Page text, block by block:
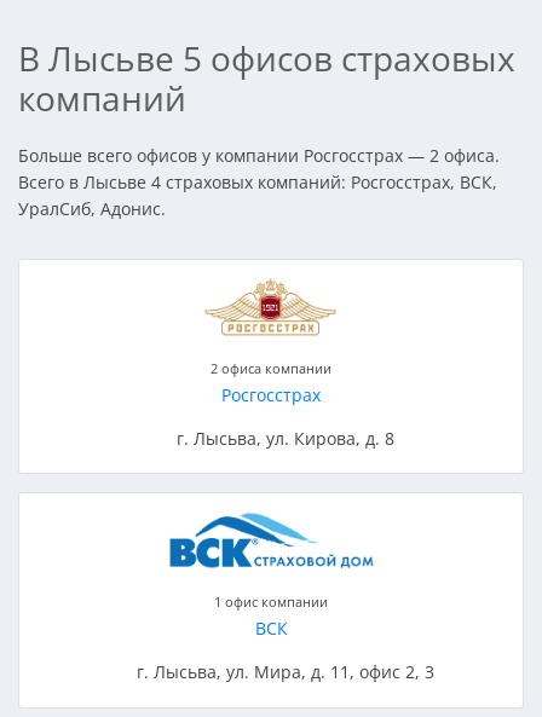
В Лысьве 5 офисов страховых
компаний
Больше всего офисов у компании Росгосстрах — 2 офиса.
Всего в Лысьве 4 страховых компаний: Росгосстрах, ВСК,
УралСиб, Адонис.
2 офиса компании
Росгосстрах
г. Лысьва, ул. Кирова, д. 8
1 офис компании
ВСК
г. Лысьва, ул. Мира, д. 11, офис 2, 3